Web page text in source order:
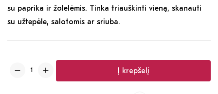
su paprika ir žolelėmis. Tinka triauškinti vieną, skanauti
su užtepėle, salotomis ar sriuba.
Į krepšelį